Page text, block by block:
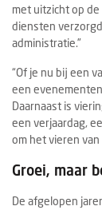
met uitzicht op
diensten
administratie.”
“Of je nu bij een
een
Daarnaast is
een verjaardag,
om het vieren van
Groei, maar
De afgelopen